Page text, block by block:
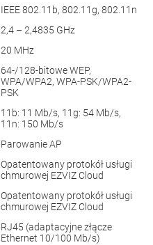
IEEE 802.11b, 802.11g, 802.11n
2,4 – 2,4835 GHz
20 MHz
64-/128-bitowe WEP,
WPA/WPA2, WPA-PSK/WPA2-
PSK
11b: 11 Mb/s, 11g: 54 Mb/s,
11n: 150 Mb/s
Parowanie AP
Opatentowany protokół usługi
chmurowej EZVIZ Cloud
Opatentowany protokół usługi
chmurowej EZVIZ Cloud
RJ45 (adaptacyjne złącze
Ethernet 10/100 Mb/s)